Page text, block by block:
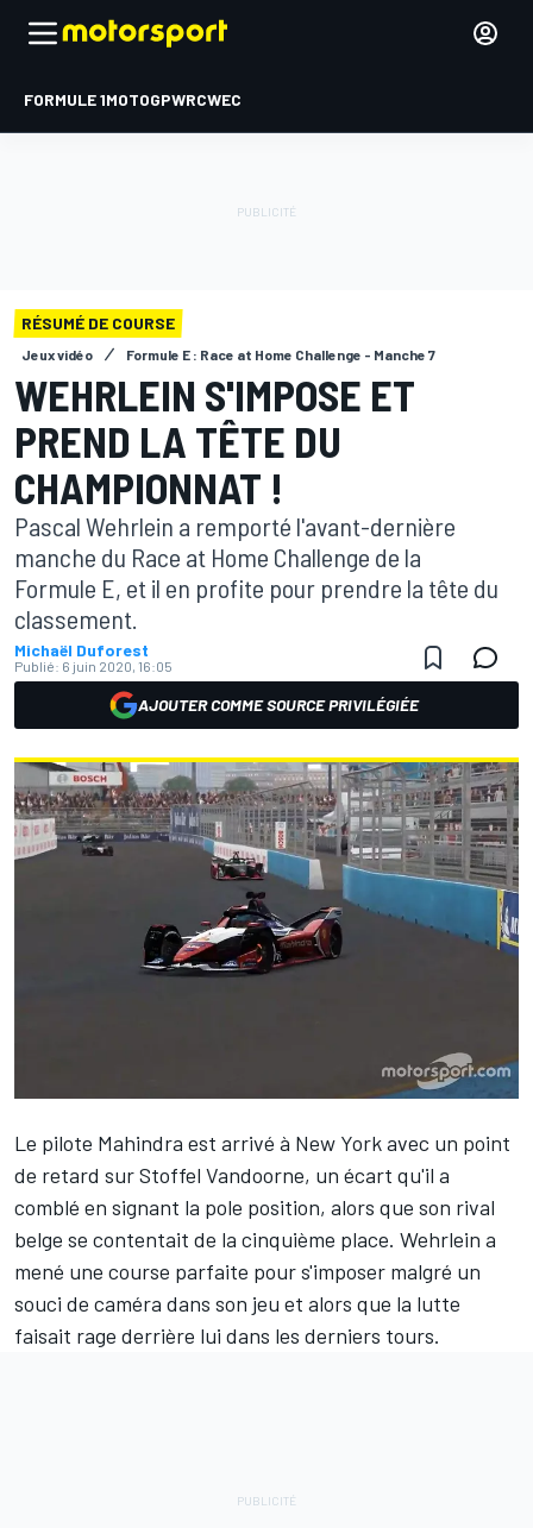
FORMULE 1MOTOGPWRCWEC
RÉSUMÉ DE COURSE
Jeux vidéo Formule E : Race at Home Challenge - Manche 7
WEHRLEIN S'IMPOSE ET
PREND LA TÊTE DU
CHAMPIONNAT !
Pascal Wehrlein a remporté l'avant-dernière
manche du Race at Home Challenge de la
Formule E, et il en profite pour prendre la tête du
classement.
Michaël Duforest
Publié: 6 juin 2020, 16:05
AJOUTER COMME SOURCE PRIVILÉGIÉE
Le pilote Mahindra est arrivé à New York avec un point
de retard surStoffel Vandoorne, un écart qu'il a
comblé en signant la pole position, alors que son rival
belge se contentait de la cinquième place. Wehrlein a
mené une course parfaite pour s'imposer malgré un
souci de caméra dans son jeu et alors que la lutte
faisait rage derrière lui dans les derniers tours.